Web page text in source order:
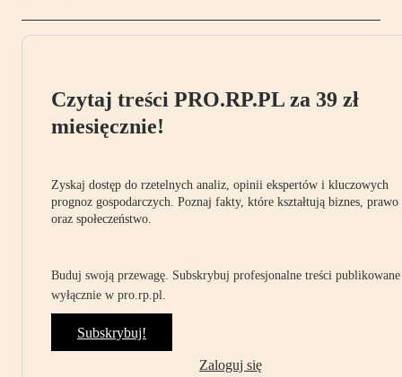
Czytaj treści PRO.RP.PL za 39 zł
miesięcznie!
Zyskaj dostęp do rzetelnych analiz, opinii ekspertów i kluczowych
prognoz gospodarczych. Poznaj fakty, które kształtują biznes, prawo
oraz społeczeństwo.
Buduj swoją przewagę. Subskrybuj profesjonalne treści publikowane
wyłącznie w pro.rp.pl.
Subskrybuj!
Zaloguj się